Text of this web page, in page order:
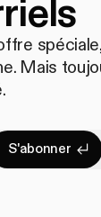
Mais
S'abonner
S'abonner